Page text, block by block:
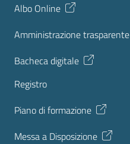
Albo Online
Amministrazione trasparente
Bacheca digitale
Registro
Piano di formazione
Messa a Disposizione